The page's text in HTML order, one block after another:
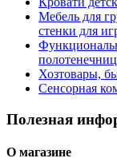
Мебель для
стенки для
Хозтовары,
Сенсорная
Полезная
О магазине